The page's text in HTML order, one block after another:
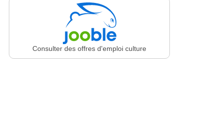
Consulter des offres d'emploi culture